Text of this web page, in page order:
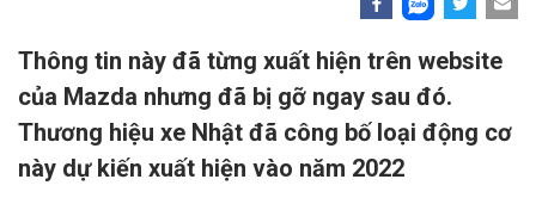
Thông tin này đã từng xuất hiện trên website
của Mazda nhưng đã bị gỡ ngay sau đó.
Thương hiệu xe Nhật đã công bố loại động cơ
này dự kiến xuất hiện vào năm 2022